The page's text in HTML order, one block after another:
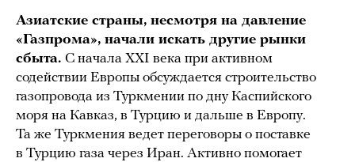
Азиатские страны, несмотря на давление
«Газпрома», начали искать другие рынки
сбыта. С начала XXI века при активном
содействии Европы обсуждается строительство
газопровода из Туркмении по дну Каспийского
моря на Кавказ, в Турцию и дальше в Европу.
Та же Туркмения ведет переговоры о поставке
в Турцию газа через Иран. Активно помогает